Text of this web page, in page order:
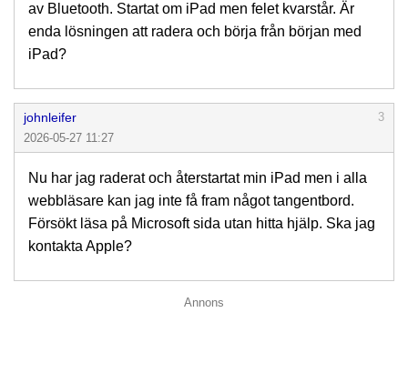
av Bluetooth. Startat om iPad men felet kvarstår. Är
enda lösningen att radera och börja från början med
iPad?
johnleifer
3
2026-05-27 11:27
Nu har jag raderat och återstartat min iPad men i alla
webbläsare kan jag inte få fram något tangentbord.
Försökt läsa på Microsoft sida utan hitta hjälp. Ska jag
kontakta Apple?
Annons